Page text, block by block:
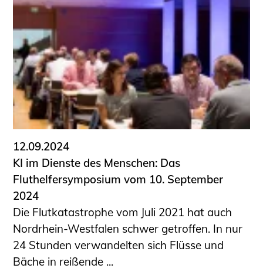
12.09.2024
KI im Dienste des Menschen: Das
Fluthelfersymposium vom 10. September
2024
Die Flutkatastrophe vom Juli 2021 hat auch
Nordrhein-Westfalen schwer getroffen. In nur
24 Stunden verwandelten sich Flüsse und
Bäche in reißende ...